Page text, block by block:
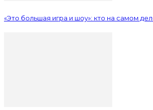
«Это большая игра и шоу»: кто на самом